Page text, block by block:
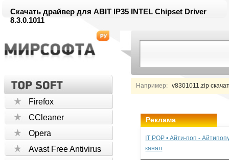
Скачать драйвер для ABIT IP35 INTEL Chipset Driver
8.3.0.1011
Например: v8301011.zip
Firefox
CCleaner
Opera
Avast Free Antivirus
Реклама
IT POP • Айти-поп -
канал